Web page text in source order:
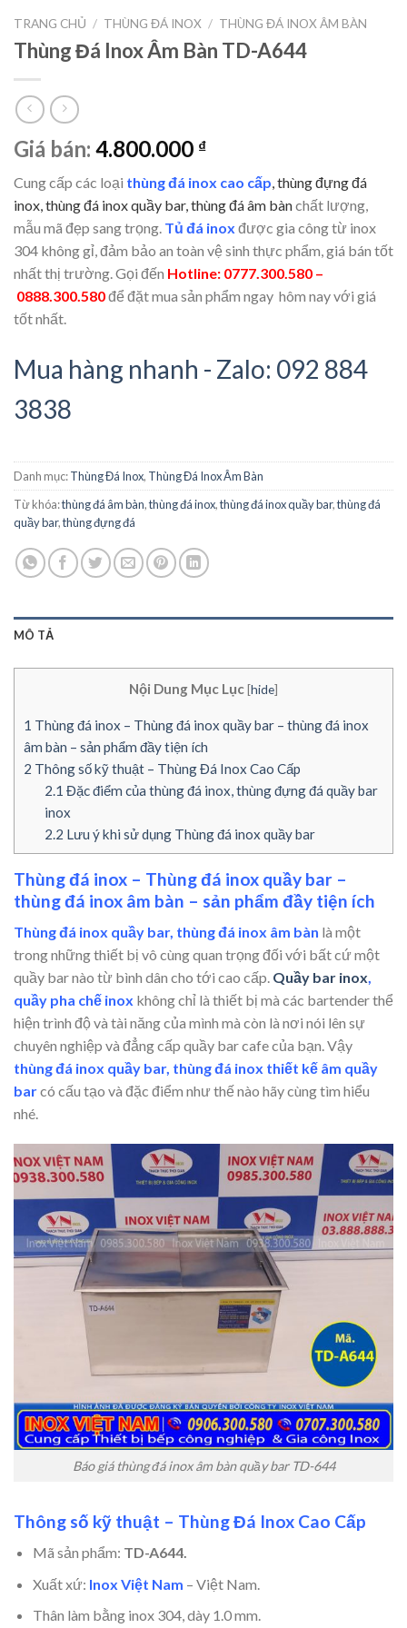
TRANG CHỦ / THÙNG ĐÁ INOX / THÙNG ĐÁ INOX ÂM BÀN
Thùng Đá Inox Âm Bàn TD-A644
Giá bán: 4.800.000 ₫
Cung cấp các loại thùng đá inox cao cấp, thùng đựng đá
inox, thùng đá inox quầy bar, thùng đá âm bànchất lượng,
mẫu mã đẹp sang trọng. Tủ đá inox được gia công từ inox
304 không gỉ, đảm bảo an toàn vệ sinh thực phẩm, giá bán tốt
nhất thị trường. Gọi đến Hotline: 0777.300.580 –
0888.300.580để đặt mua sản phẩm ngay hôm nay với giá
tốt nhất.
Mua hàng nhanh - Zalo: 092 884
3838
Danh mục:Thùng Đá Inox, Thùng Đá Inox Âm Bàn
Từ khóa:thùng đá âm bàn,thùng đá inox,thùng đá inox quầy bar,thùng đá
quầy bar,thùng đựng đá
MÔ TẢ
Nội Dung Mục Lục[hide]
1 Thùng đá inox – Thùng đá inox quầy bar – thùng đá inox
âm bàn – sản phẩm đầy tiện ích
2 Thông số kỹ thuật – Thùng Đá Inox Cao Cấp
2.1 Đặc điểm của thùng đá inox, thùng đựng đá quầy bar
inox
2.2 Lưu ý khi sử dụng Thùng đá inox quầy bar
Thùng đá inox – Thùng đá inox quầy bar –
thùng đá inox âm bàn – sản phẩm đầy tiện ích
Thùng đá inox quầy bar, thùng đá inox âm bàn là một
trong những thiết bị vô cùng quan trọng đối với bất cứ một
quầy bar nào từ bình dân cho tới cao cấp. Quầy bar inox,
quầy pha chế inox không chỉ là thiết bị mà các bartender thể
hiện trình độ và tài năng của mình mà còn là nơi nói lên sự
chuyên nghiệp và đẳng cấp quầy bar cafe của bạn. Vậy
thùng đá inox quầy bar, thùng đá inox thiết kế âm quầy
barcó cấu tạo và đặc điểm như thế nào hãy cùng tìm hiểu
nhé.
Báo giá thùng đá inox âm bàn quầy bar TD-644
Thông số kỹ thuật – Thùng Đá Inox Cao Cấp
Mã sản phẩm: TD-A644.
Xuất xứ: Inox Việt Nam – Việt Nam.
Thân làm bằng inox 304, dày 1.0 mm.